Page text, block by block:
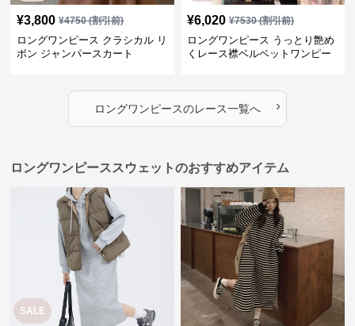
¥3,800 ¥4750(割引前)
ロングワンピース クラシカル リ
ボン ジャンパースカート
¥6,020 ¥7530(割引前)
ロングワンピース うっとり艶め
くレース襟ベルベットワンピー
ロングワンピースのレース一覧へ ›
ロングワンピーススウェットのおすすめアイテム
SALE